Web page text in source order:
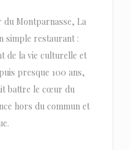
Montparnasse, La
simple restaurant :
de la vie culturelle et
presque 100 ans,
battre le cœur du
hors du commun et